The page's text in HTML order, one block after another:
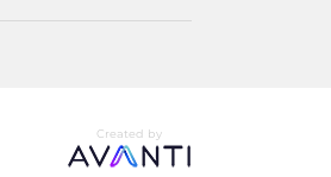
Created by